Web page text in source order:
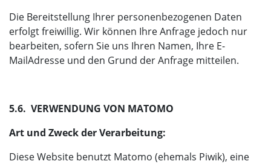
Die Bereitstellung Ihrer personenbezogenen Daten
erfolgt freiwillig. Wir können Ihre Anfrage jedoch nur
bearbeiten, sofern Sie uns Ihren Namen, Ihre E-
MailAdresse und den Grund der Anfrage mitteilen.
5.6. VERWENDUNG VON MATOMO
Art und Zweck der Verarbeitung:
Diese Website benutzt Matomo (ehemals Piwik), eine